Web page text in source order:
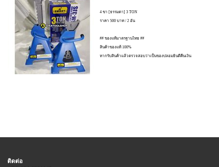
4 ขา [ธรรมดา] 3 TON
ราคา 500 บาท / 2 อัน
## ของแท้มาตรฐานไทย ##
สินค้าของแท้ 100%
หากรับสินค้าแล้วตรวจสอบว่าเป็นของปลอมยินดีคืนเงิน
ติดต่อ